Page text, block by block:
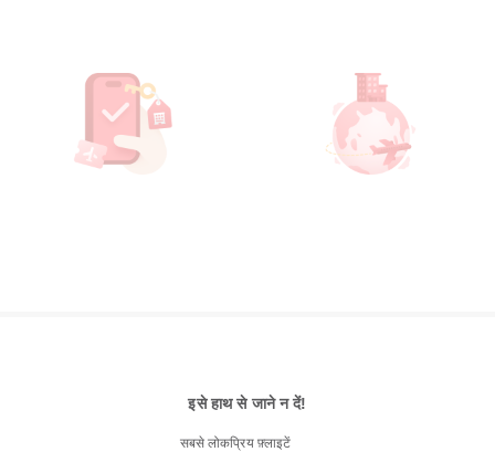
इसे हाथ से जाने न दें!
सबसे लोकप्रिय फ़्लाइटें